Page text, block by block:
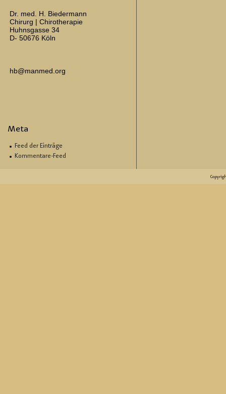
Dr. med. H. Biedermann
Chirurg | Chirotherapie
Huhnsgasse 34
D- 50676 Köln
hb@manmed.org
Meta
Feed der Einträge
Kommentare-Feed